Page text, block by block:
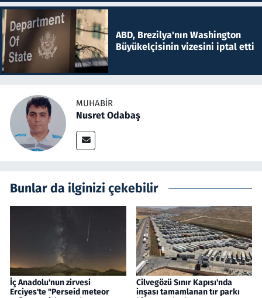
ABD, Brezilya'nın Washington
Büyükelçisinin vizesini iptal etti
MUHABIR
Nusret Odabaş
Bunlar da ilginizi çekebilir
İç Anadolu'nun zirvesi
Erciyes'te "Perseid meteor
Cilvegözü Sınır Kapısı'nda
inşası tamamlanan tır parkı